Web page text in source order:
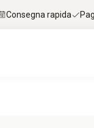
Consegna rapida